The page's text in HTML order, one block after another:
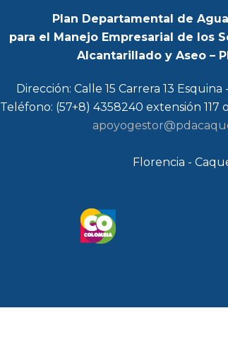
Plan Departamental de
para el Manejo Empresarial de los
Alcantarillado y Aseo –
Dirección: Calle 15 Carrera 13
Teléfono: (57+8) 4358240 extensión 117
Florencia -